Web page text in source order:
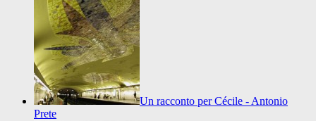
Un racconto per Cécile - Antonio
Prete